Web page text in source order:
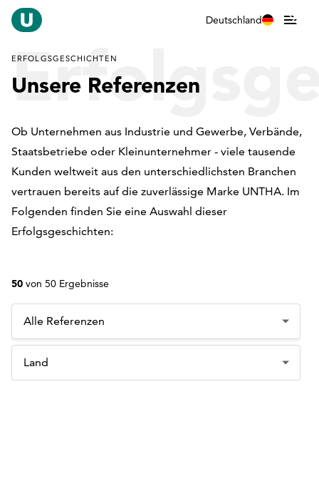
Deutschland
ERFOLGSGESCHICHTEN
Unsere Referenzen
Ob Unternehmen aus Industrie und Gewerbe, Verbände,
Staatsbetriebe oder Kleinunternehmer - viele tausende
Kunden weltweit aus den unterschiedlichsten Branchen
vertrauen bereits auf die zuverlässige Marke UNTHA. Im
Folgenden finden Sie eine Auswahl dieser
Erfolgsgeschichten:
50 von 50 Ergebnisse